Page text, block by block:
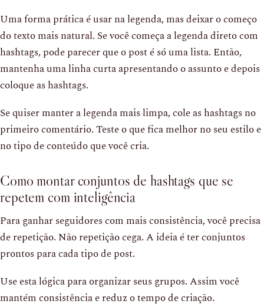
Uma forma prática é usar na legenda, mas deixar o começo
do texto mais natural. Se você começa a legenda direto com
hashtags, pode parecer que o post é só uma lista. Então,
mantenha uma linha curta apresentando o assunto e depois
coloque as hashtags.
Se quiser manter a legenda mais limpa, cole as hashtags no
primeiro comentário. Teste o que fica melhor no seu estilo e
no tipo de conteúdo que você cria.
Como montar conjuntos de hashtags que se
repetem com inteligência
Para ganhar seguidores com mais consistência, você precisa
de repetição. Não repetição cega. A ideia é ter conjuntos
prontos para cada tipo de post.
Use esta lógica para organizar seus grupos. Assim você
mantém consistência e reduz o tempo de criação.